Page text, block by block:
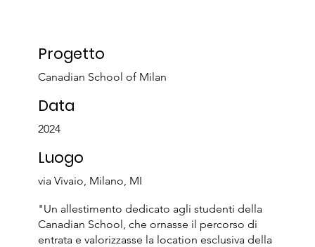
Progetto
Canadian School of Milan
Data
2024
Luogo
via Vivaio, Milano, MI
"Un allestimento dedicato agli studenti della
Canadian School, che ornasse il percorso di
entrata e valorizzasse la location esclusiva della